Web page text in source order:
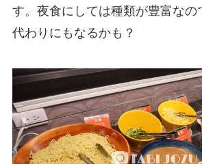
す。夜食にしては種類が豊富なの
代わりにもなるかも？